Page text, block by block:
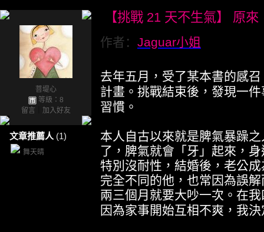
菩堤心
等級：8
留言
加入好友
文章推薦人 (1)
舞天晴
【挑戰21 天不生氣】 原來
作者： Jaguar小姐
去年五月，受了某本書的感
計畫。挑戰結束後，發現一
習慣。
本人自古以來就是脾氣暴躁
了，脾氣就會「牙」起來，
特別沒耐性，結婚後，老公
完全不同的他，也常因為誤
兩三個月就要大吵一次。在
因為家事開始互相不爽，我